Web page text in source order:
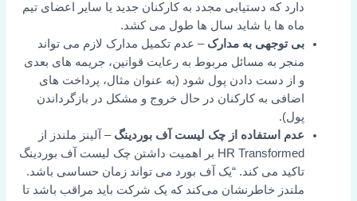
دارد که دستیابی مجدد به کارکنان جدید یا سایر اعضای تیم
ماه ها یا شاید سال ها طول می کشد.
بی توجهی به مدارک – عدم تکمیل مدارک لازم می تواند
منجر به مسائل مربوط به رعایت قوانین، جریمه های بعدی
و از دست دادن پول شود (به عنوان مثال، پرداخت های
اضافی به کارکنان در حال خروج و مشکل در بازگرداندن
پول).
عدم استفاده از چک لیست آف بوردینگ – آلینز ملندز از
HR Transformed بر اهمیت داشتن چک لیست آف بوردینگ
تاکید می کند. “یک آف بورد می تواند زمان حساسی باشد.
ملندز خاطرنشان می‌کند که یک شرکت باید مراقب باشد تا